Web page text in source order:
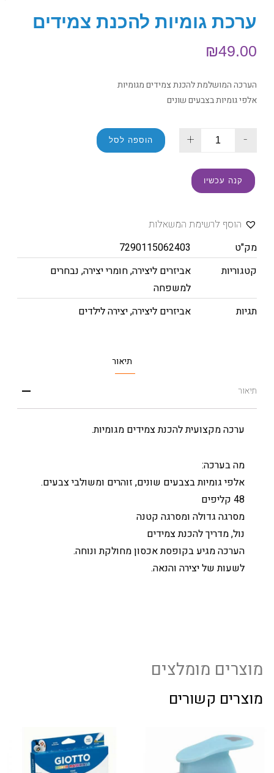
ערכת גומיות להכנת צמידים
₪49.00
הערכה המושלמת להכנת צמידים מגומיות
אלפי גומיות בצבעים שונים
-
+ הוספה לסל
קנה עכשיו
הוסף לרשימת המשאלות
מק"ט
7290115062403
קטגוריות
אביזרים ליצירה,חומרי יצירה, נבחרים
למשפחה
תגיות
אביזרים ליצירה,יצירה לילדים
תיאור
תיאור
ערכה מקצועית להכנת צמידים מגומיות.
מה בערכה:
אלפי גומיות בצבעים שונים, זוהרים ומשולבי צבעים.
48 קליפים
מסרגה גדולה ומסרגה קטנה
נול, מדריך להכנת צמידים
הערכה מגיע בקופסת אכסון מחולקת ונוחה.
לשעות של יצירה והנאה.
מוצרים מומלצים
מוצרים קשורים